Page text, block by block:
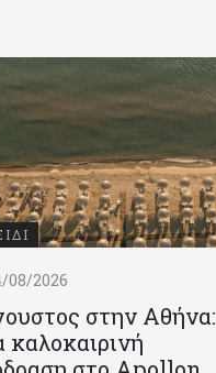
08/2026
στην Αθήνα:
καλοκαιρινή